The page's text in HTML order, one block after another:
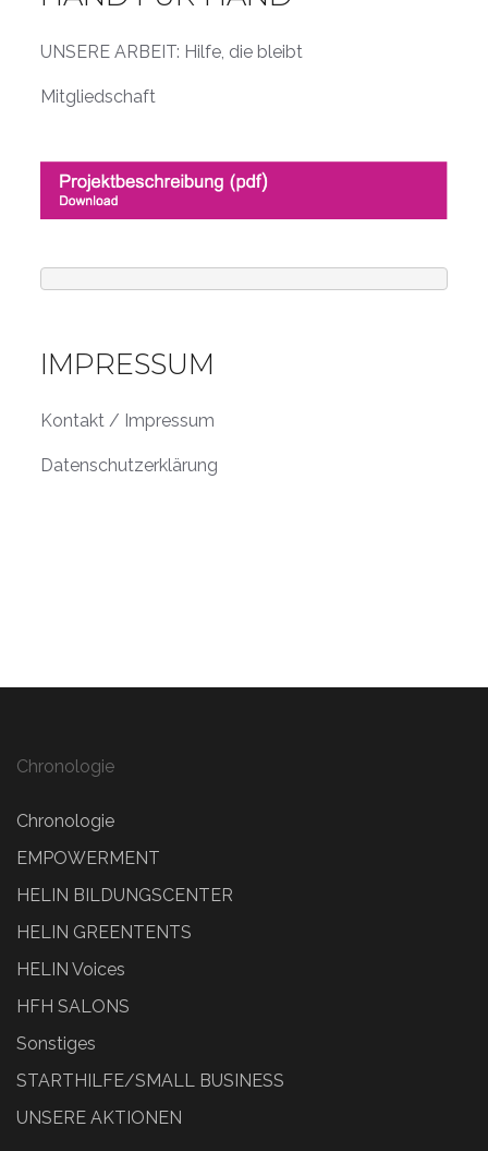
UNSERE ARBEIT: Hilfe, die bleibt
Mitgliedschaft
IMPRESSUM
Kontakt / Impressum
Datenschutzerklärung
Chronologie
Chronologie
EMPOWERMENT
HELIN BILDUNGSCENTER
HELIN GREENTENTS
HELIN Voices
HFH SALONS
Sonstiges
STARTHILFE/SMALL BUSINESS
UNSERE AKTIONEN